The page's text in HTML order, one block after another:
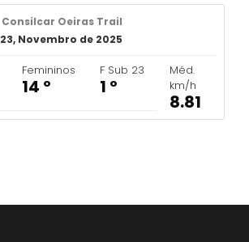
Consilcar Oeiras Trail
23, Novembro de 2025
Femininos
14 º
F Sub 23
1 º
Méd.
km/h
8.81